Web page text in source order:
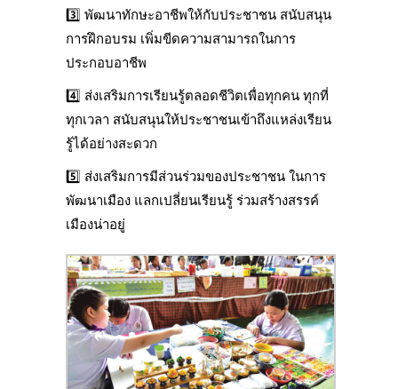
3️⃣ พัฒนาทักษะอาชีพให้กับประชาชน สนับสนุน
การฝึกอบรม เพิ่มขีดความสามารถในการ
ประกอบอาชีพ
4️⃣ ส่งเสริมการเรียนรู้ตลอดชีวิตเพื่อทุกคน ทุกที่
ทุกเวลา สนับสนุนให้ประชาชนเข้าถึงแหล่งเรียน
รู้ได้อย่างสะดวก
5️⃣ ส่งเสริมการมีส่วนร่วมของประชาชน ในการ
พัฒนาเมือง แลกเปลี่ยนเรียนรู้ ร่วมสร้างสรรค์
เมืองน่าอยู่